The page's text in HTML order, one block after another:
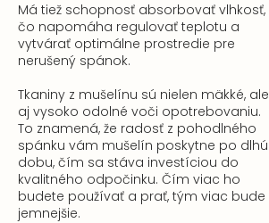
Má tiež schopnosť absorbovať vlhkosť,
čo napomáha regulovať teplotu a
vytvárať optimálne prostredie pre
nerušený spánok.
Tkaniny z mušelínu sú nielen mäkké, ale
aj vysoko odolné voči opotrebovaniu.
To znamená, že radosť z pohodlného
spánku vám mušelín poskytne po dlhú
dobu, čím sa stáva investíciou do
kvalitného odpočinku. Čím viac ho
budete používať a prať, tým viac bude
jemnejšie.